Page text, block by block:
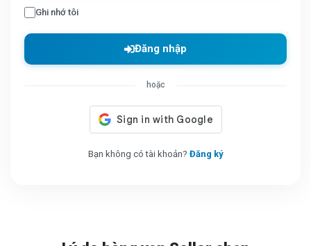
Ghi nhớ tôi
Đăng nhập
hoặc
Bạn không có tài khoản? Đăng ký